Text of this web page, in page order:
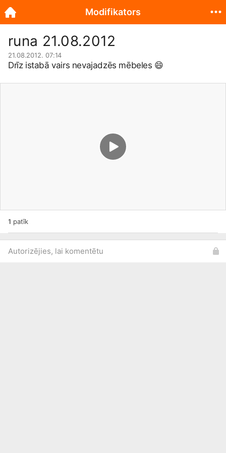
runa 21.08.2012
21.08.2012. 07:14
Drīz istabā vairs nevajadzēs mēbeles 😄
1 patīk
Autorizējies, lai komentētu
Modifikators